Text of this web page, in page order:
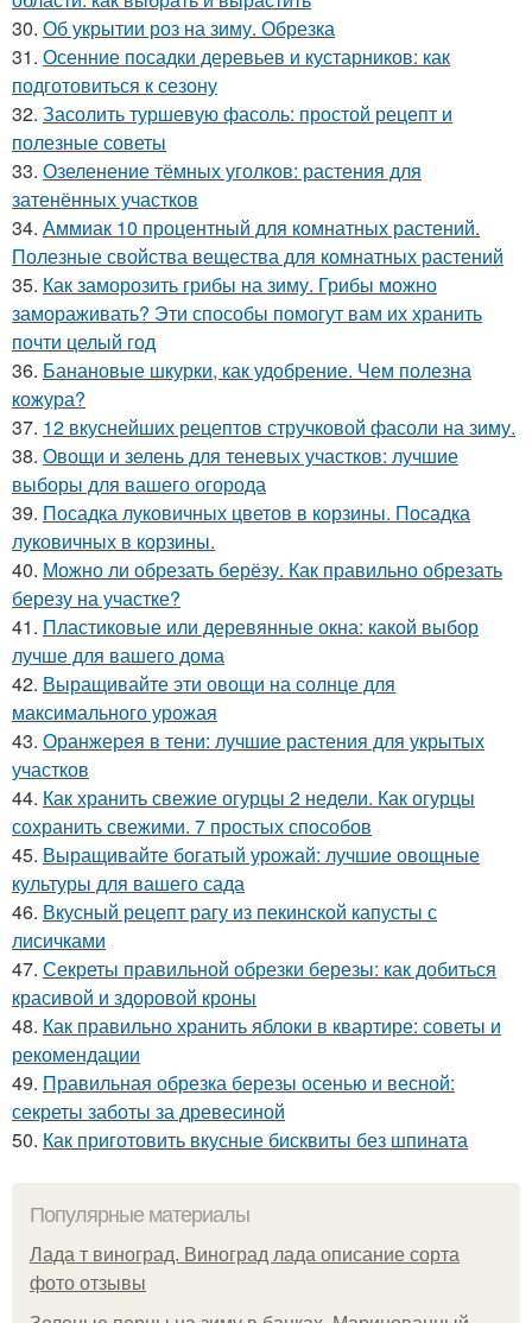
30. Об укрытии роз на зиму. Обрезка
31. Осенние посадки деревьев и кустарников: как
подготовиться к сезону
32. Засолить туршевую фасоль: простой рецепт и
полезные советы
33. Озеленение тёмных уголков: растения для
затенённых участков
34. Аммиак 10 процентный для комнатных растений.
Полезные свойства вещества для комнатных растений
35. Как заморозить грибы на зиму. Грибы можно
замораживать? Эти способы помогут вам их хранить
почти целый год
36. Банановые шкурки, как удобрение. Чем полезна
кожура?
37. 12 вкуснейших рецептов стручковой фасоли на зиму.
38. Овощи и зелень для теневых участков: лучшие
выборы для вашего огорода
39. Посадка луковичных цветов в корзины. Посадка
луковичных в корзины.
40. Можно ли обрезать берёзу. Как правильно обрезать
березу на участке?
41. Пластиковые или деревянные окна: какой выбор
лучше для вашего дома
42. Выращивайте эти овощи на солнце для
максимального урожая
43. Оранжерея в тени: лучшие растения для укрытых
участков
44. Как хранить свежие огурцы 2 недели. Как огурцы
сохранить свежими. 7 простых способов
45. Выращивайте богатый урожай: лучшие овощные
культуры для вашего сада
46. Вкусный рецепт рагу из пекинской капусты с
лисичками
47. Секреты правильной обрезки березы: как добиться
красивой и здоровой кроны
48. Как правильно хранить яблоки в квартире: советы и
рекомендации
49. Правильная обрезка березы осенью и весной:
секреты заботы за древесиной
50. Как приготовить вкусные бисквиты без шпината
Популярные материалы
Лада т виноград. Виноград лада описание сорта
фото отзывы